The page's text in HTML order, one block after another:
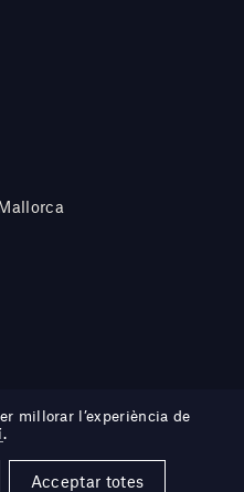
millorar l’experiència de
.
Acceptar totes